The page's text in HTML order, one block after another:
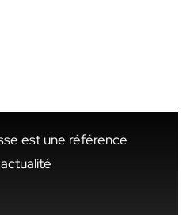
est une référence